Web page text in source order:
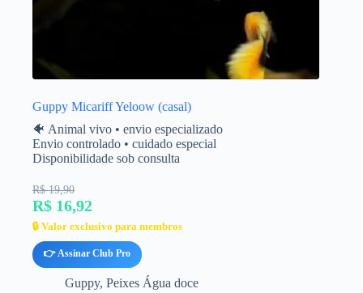
Guppy Micariff Yeloow (casal)
🐠 Animal vivo • envio especializado
Envio controlado • cuidado especial
Disponibilidade sob consulta
R$ 19,90
R$ 16,92
🔒 Valor exclusivo para membros
👉 Assinar Club Pro
Guppy, Peixes Água doce